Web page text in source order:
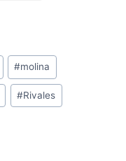
#molina
#Rivales